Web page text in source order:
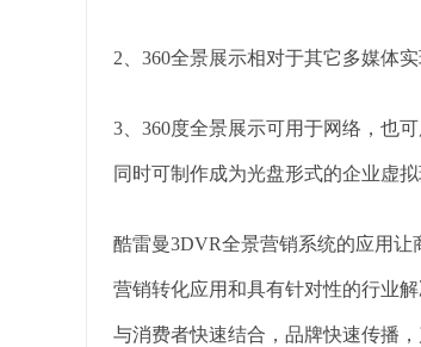
2、360全景展示相对于其它多媒体
3、360度全景展示可用于网络，也
同时可制作成为光盘形式的企业虚
酷雷曼3DVR全景营销系统的应用
营销转化应用和具有针对性的行业
与消费者快速结合，品牌快速传播，